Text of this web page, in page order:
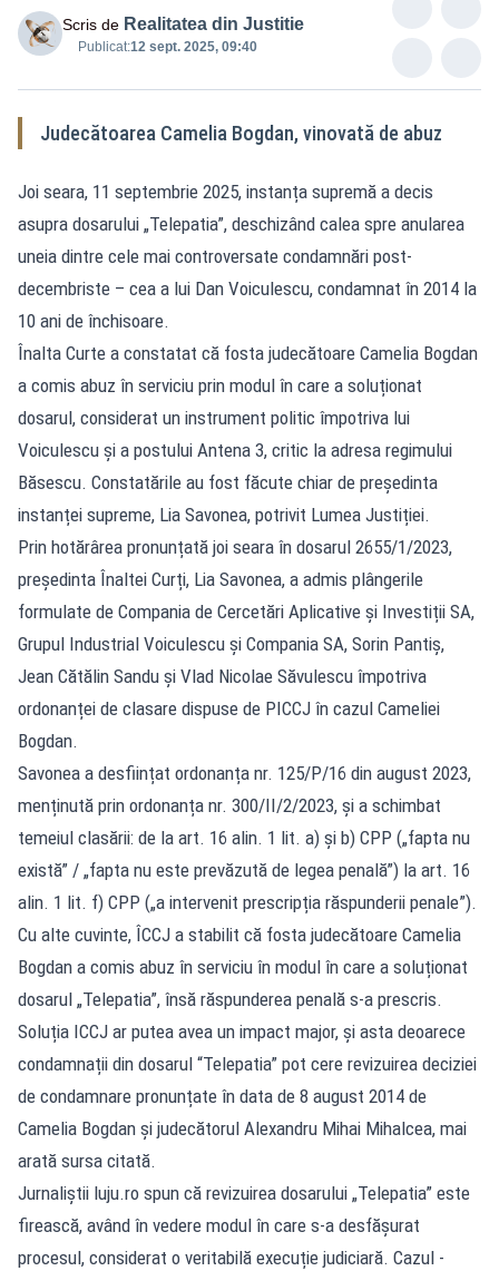
Scris de Realitatea din Justitie
Publicat:12 sept. 2025, 09:40
Judecătoarea Camelia Bogdan, vinovată de abuz
Joi seara, 11 septembrie 2025, instanța supremă a decis
asupra dosarului „Telepatia”, deschizând calea spre anularea
uneia dintre cele mai controversate condamnări post-
decembriste – cea a lui Dan Voiculescu, condamnat în 2014 la
10 ani de închisoare.
Înalta Curte a constatat că fosta judecătoare Camelia Bogdan
a comis abuz în serviciu prin modul în care a soluționat
dosarul, considerat un instrument politic împotriva lui
Voiculescu și a postului Antena 3, critic la adresa regimului
Băsescu. Constatările au fost făcute chiar de președinta
instanței supreme, Lia Savonea, potrivit Lumea Justiției.
Prin hotărârea pronunțată joi seara în dosarul 2655/1/2023,
președinta Înaltei Curți, Lia Savonea, a admis plângerile
formulate de Compania de Cercetări Aplicative și Investiții SA,
Grupul Industrial Voiculescu și Compania SA, Sorin Pantiș,
Jean Cătălin Sandu și Vlad Nicolae Săvulescu împotriva
ordonanței de clasare dispuse de PICCJ în cazul Cameliei
Bogdan.
Savonea a desființat ordonanța nr. 125/P/16 din august 2023,
menținută prin ordonanța nr. 300/II/2/2023, și a schimbat
temeiul clasării: de la art. 16 alin. 1 lit. a) și b) CPP („fapta nu
există” / „fapta nu este prevăzută de legea penală”) la art. 16
alin. 1 lit. f) CPP („a intervenit prescripția răspunderii penale”).
Cu alte cuvinte, ÎCCJ a stabilit că fosta judecătoare Camelia
Bogdan a comis abuz în serviciu în modul în care a soluționat
dosarul „Telepatia”, însă răspunderea penală s-a prescris.
Soluția ICCJ ar putea avea un impact major, și asta deoarece
condamnații din dosarul “Telepatia” pot cere revizuirea deciziei
de condamnare pronunțate în data de 8 august 2014 de
Camelia Bogdan și judecătorul Alexandru Mihai Mihalcea, mai
arată sursa citată.
Jurnaliștii luju.ro spun că revizuirea dosarului „Telepatia” este
firească, având în vedere modul în care s-a desfășurat
procesul, considerat o veritabilă execuție judiciară. Cazul -